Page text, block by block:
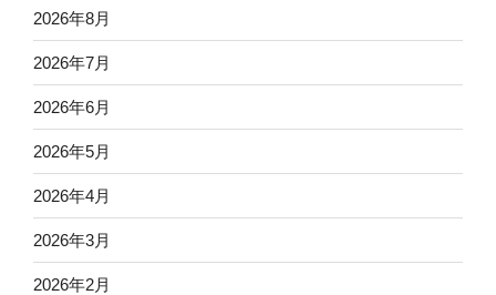
2026年8月
2026年7月
2026年6月
2026年5月
2026年4月
2026年3月
2026年2月